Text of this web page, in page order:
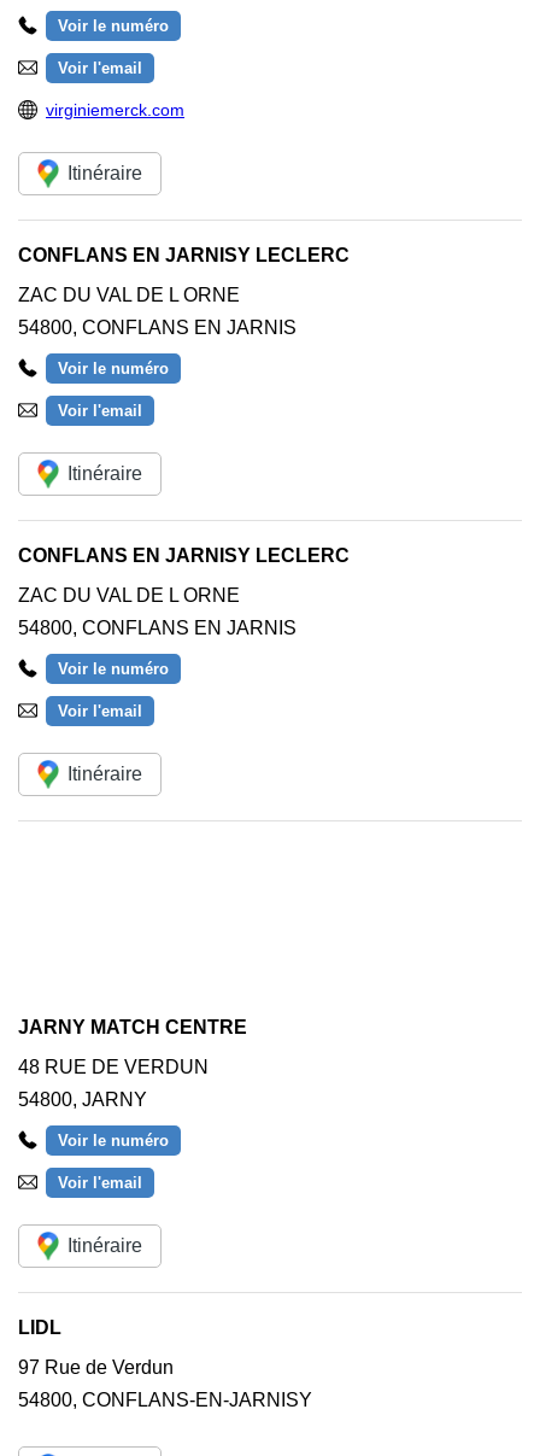
Voir le numéro
Voir l'email
virginiemerck.com
Itinéraire
CONFLANS EN JARNISY LECLERC
ZAC DU VAL DE L ORNE
54800, CONFLANS EN JARNIS
Voir le numéro
Voir l'email
Itinéraire
CONFLANS EN JARNISY LECLERC
ZAC DU VAL DE L ORNE
54800, CONFLANS EN JARNIS
Voir le numéro
Voir l'email
Itinéraire
JARNY MATCH CENTRE
48 RUE DE VERDUN
54800, JARNY
Voir le numéro
Voir l'email
Itinéraire
LIDL
97 Rue de Verdun
54800, CONFLANS-EN-JARNISY